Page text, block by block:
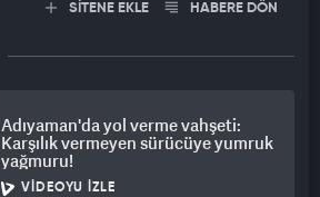
SİTENE EKLE HABERE DÖN
Adıyaman'da yol verme vahşeti:
Karşılık vermeyen sürücüye yumruk
yağmuru!
VIDEOYU İZLE